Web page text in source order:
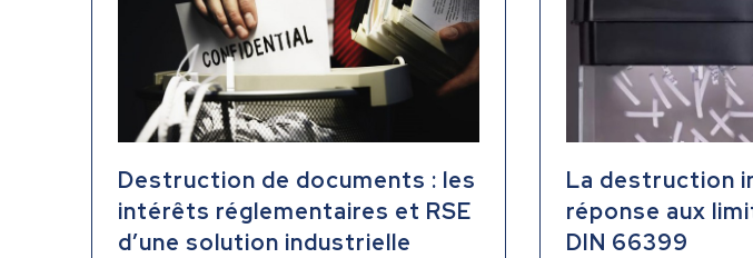
Destruction de documents : les
intérêts réglementaires et RSE
d’une solution industrielle
La destruction
réponse aux
DIN 66399